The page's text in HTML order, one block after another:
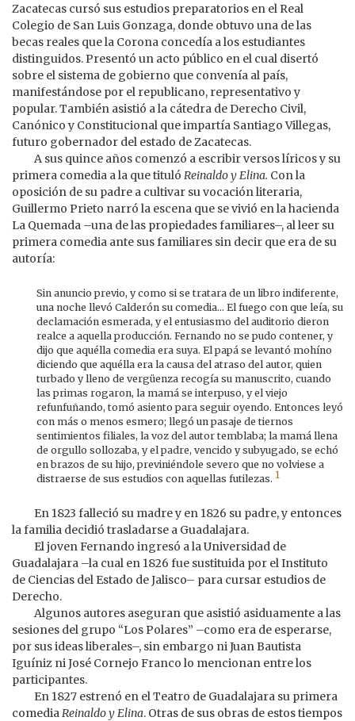
Zacatecas cursó sus estudios preparatorios en el Real
Colegio de San Luis Gonzaga, donde obtuvo una de las
becas reales que la Corona concedía a los estudiantes
distinguidos. Presentó un acto público en el cual disertó
sobre el sistema de gobierno que convenía al país,
manifestándose por el republicano, representativo y
popular. También asistió a la cátedra de Derecho Civil,
Canónico y Constitucional que impartía Santiago Villegas,
futuro gobernador del estado de Zacatecas.
A sus quince años comenzó a escribir versos líricos y su
primera comedia a la que tituló Reinaldo y Elina. Con la
oposición de su padre a cultivar su vocación literaria,
Guillermo Prieto narró la escena que se vivió en la hacienda
La Quemada –una de las propiedades familiares–, al leer su
primera comedia ante sus familiares sin decir que era de su
autoría:
Sin anuncio previo, y como si se tratara de un libro indiferente,
una noche llevó Calderón su comedia... El fuego con que leía, su
declamación esmerada, y el entusiasmo del auditorio dieron
realce a aquella producción. Fernando no se pudo contener, y
dijo que aquélla comedia era suya. El papá se levantó mohíno
diciendo que aquélla era la causa del atraso del autor, quien
turbado y lleno de vergüenza recogía su manuscrito, cuando
las primas rogaron, la mamá se interpuso, y el viejo
refunfuñando, tomó asiento para seguir oyendo. Entonces leyó
con más o menos esmero; llegó un pasaje de tiernos
sentimientos filiales, la voz del autor temblaba; la mamá llena
de orgullo sollozaba, y el padre, vencido y subyugado, se echó
en brazos de su hijo, previniéndole severo que no volviese a
distraerse de sus estudios con aquellas futilezas. 1
En 1823 falleció su madre y en 1826 su padre, y entonces
la familia decidió trasladarse a Guadalajara.
El joven Fernando ingresó a la Universidad de
Guadalajara –la cual en 1826 fue sustituida por el Instituto
de Ciencias del Estado de Jalisco– para cursar estudios de
Derecho.
Algunos autores aseguran que asistió asiduamente a las
sesiones del grupo “Los Polares” –como era de esperarse,
por sus ideas liberales–, sin embargo ni Juan Bautista
Iguíniz ni José Cornejo Franco lo mencionan entre los
participantes.
En 1827 estrenó en el Teatro de Guadalajara su primera
comediaReinaldo y Elina. Otras de sus obras de estos tiempos